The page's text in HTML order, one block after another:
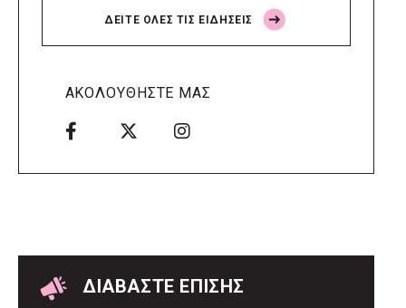
μουσικής και γαστρονομίας στη Φλώρινα
Δήμος Πέλλας: Σε προσωρινή αναστολή
πριν από μία μέρα
Δήμος Ελληνικού – Αργυρούπολης για το
Seoul Smart City Prize 2026
δίκτυο ηλεκτροφωτισμού
πριν από μία μέρα
ΔΕΙΤΕ ΟΛΕΣ ΤΙΣ ΕΙΔΗΣΕΙΣ
ΑΚΟΛΟΥΘΗΣΤΕ ΜΑΣ
ΔΙΑΒΑΣΤΕ ΕΠΙΣΗΣ